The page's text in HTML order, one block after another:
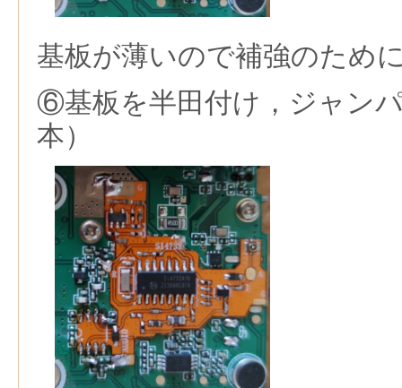
基板が薄いので補強のため
⑥基板を半田付け，ジャン
本）